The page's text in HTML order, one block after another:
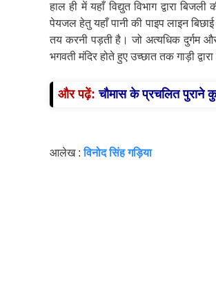
हाल ही में यहाँ विद्युत विभाग द्वारा
पेयजल हेतु यहाँ पानी की पाइप लाइन
तय करनी पड़ती है। जो अत्यधिक दुर्गम
भगवती मंदिर होते हुए उच्छात तक गाड़ी
और पढ़ें:चौमास के प्रचलित पुराने
आलेख :विनोद सिंह गड़िया